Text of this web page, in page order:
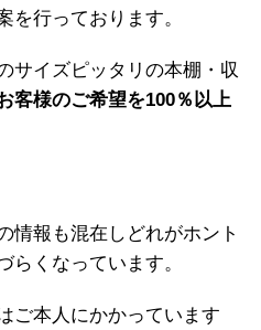
を行っております。
サイズピッタリの本棚・収
客様のご希望を100％以上
情報も混在しどれがホント
らくなっています。
ご本人にかかっています